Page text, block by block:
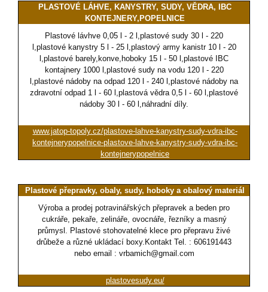
PLASTOVÉ LÁHVE, KANYSTRY, SUDY, VĚDRA, IBC
KONTEJNERY,POPELNICE
Plastové lávhve 0,05 l - 2 l,plastové sudy 30 l - 220
l,plastové kanystry 5 l - 25 l,plastový army kanistr 10 l - 20
l,plastové barely,konve,hoboky 15 l - 50 l,plastové IBC
kontajnery 1000 l,plastové sudy na vodu 120 l - 220
l,plastové nádoby na odpad 120 l - 240 l,plastové nádoby na
zdravotní odpad 1 l - 60 l,plastová vědra 0,5 l - 60 l,plastové
nádoby 30 l - 60 l,náhradní díly.
www.jatop-topoly.cz/plastove-lahve-kanystry-sudy-vdra-ibc-
kontejnerypopelnice-plastove-lahve-kanystry-sudy-vdra-ibc-
kontejnerypopelnice
Plastové přepravky, obaly, sudy, hoboky a obalový materiál
Výroba a prodej potravinářských přepravek a beden pro
cukráře, pekaře, zelináře, ovocnáře, řezníky a masný
průmysl. Plastové stohovatelné klece pro přepravu živé
drůbeže a různé ukládací boxy.Kontakt Tel. : 606191443
nebo email : vrbamich@gmail.com
plastovesudy.eu/